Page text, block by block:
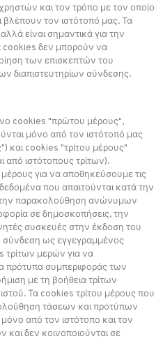
και τον τρόπο με τον οποίο
βλέπουν τον ιστότοπό μας. Τα
είναι σημαντικά για την
cookies δεν μπορούν να
των επισκεπτών του
διαπιστευτηρίων σύνδεσης.
cookies "πρώτου μέρους",
μόνο από τον ιστότοπό μας
και cookies "τρίτου μέρους"
ιστότοπους τρίτων).
για να αποθηκεύσουμε τις
που απαιτούνται κατά την
την παρακολούθηση ανώνυμων
σε δημοσκοπήσεις, την
συσκευές στην έκδοση του
σύνδεση ως εγγεγραμμένος
τρίτων μερών για να
πρότυπα συμπεριφοράς των
με τη βοήθεια τρίτων
Τα cookies τρίτου μέρους που
τάσεων και προτύπων
από τον ιστότοπο και τον
και δεν κοινοποιούνται σε